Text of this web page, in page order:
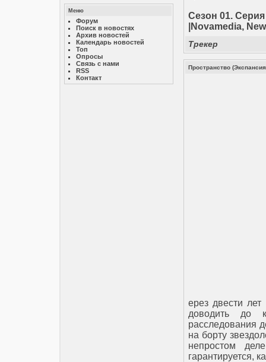
Меню
Форум
Поиск в новостях
Архив новостей
Календарь новостей
Топ
Опросы
Связь с нами
RSS
Контакт
Сезон 01.
|Novamedia,
Трекер
Пространство
ерез двести
доводить до
расследования
на борту
непростом
гарантируется,